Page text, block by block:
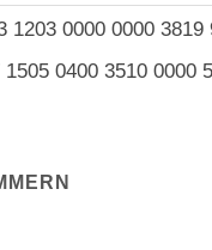
0000 0000 3819
0400 3510